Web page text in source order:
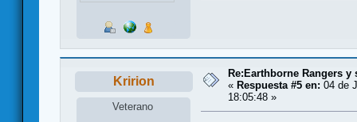
Kririon
Veterano
Re:Earthborne Rangers y
« Respuesta #5 en: 04 de
18:05:48 »